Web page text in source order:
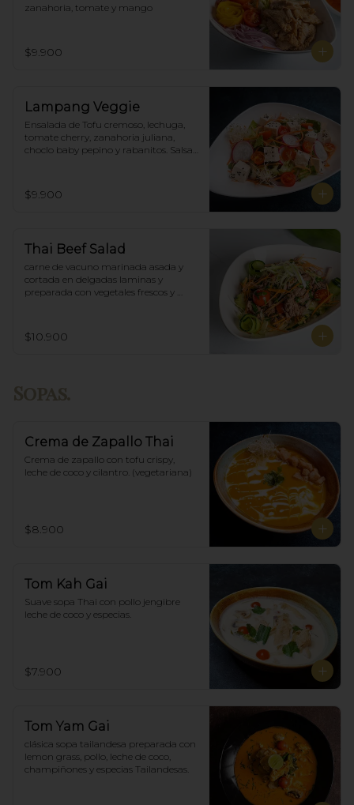
zanahoria, tomate y mango
$9.900
Lampang Veggie
Ensalada de Tofu cremoso, lechuga,
tomate cherry, zanahoria juliana,
choclo baby pepino y rabanitos. Salsa
$9.900
Thai Beef Salad
carne de vacuno marinada asada y
cortada en delgadas laminas y
preparada con vegetales frescos y
$10.900
Crema de Zapallo Thai
Crema de zapallo con tofu crispy,
leche de coco y cilantro. (vegetariana)
$8.900
Tom Kah Gai
Suave sopa Thai con pollo jengibre
leche de coco y especias.
$7.900
Tom Yam Gai
clásica sopa tailandesa preparada con
lemon grass, pollo, leche de coco,
champiñones y especias Tailandesas.